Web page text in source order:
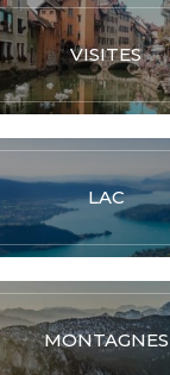
VISITES
LAC
MONTAGNES